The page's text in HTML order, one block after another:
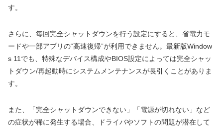
す。
さらに、毎回完全シャットダウンを行う設定にすると、省電力モ
ードや一部アプリの“高速復帰”が利用できません。最新版Window
s 11でも、特殊なデバイス構成やBIOS設定によっては完全シャッ
トダウン/再起動時にシステムメンテナンスが長引くことがありま
す。
また、「完全シャットダウンできない」「電源が切れない」など
の症状が稀に発生する場合、ドライバやソフトの問題が潜在して